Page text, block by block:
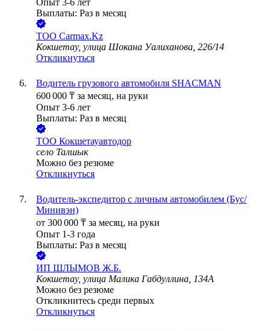
Опыт 3-6 лет
Выплаты: Раз в месяц
ТОО Carmax.Kz
Кокшетау, улица Шокана Уалиханова, 226/14
Откликнуться
Водитель грузового автомобиля SHACMAN
600 000 ₸ за месяц, на руки
Опыт 3-6 лет
Выплаты: Раз в месяц
ТОО Кокшетауавтодор
село Талшык
Можно без резюме
Откликнуться
Водитель-экспедитор с личным автомобилем (Бус/
Минивэн)
от 300 000 ₸ за месяц, на руки
Опыт 1-3 года
Выплаты: Раз в месяц
ИП ШЛЫМОВ Ж.Б.
Кокшетау, улица Малика Габдуллина, 134А
Можно без резюме
Откликнитесь среди первых
Откликнуться